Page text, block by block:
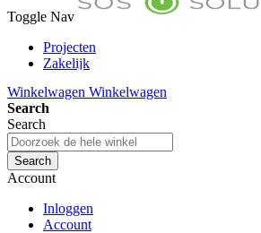
Toggle Nav
Projecten
Zakelijk
Toon prijzen Incl. BTW
Toon prijzen Excl. BTW
Winkelwagen Winkelwagen
Search
Search
Search
Account
Inloggen
Account